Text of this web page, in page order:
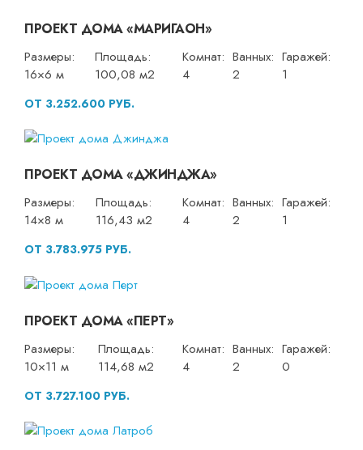
ПРОЕКТ ДОМА «МАРИГАОН»
Размеры:
16×6 м
Площадь:
100,08 м2
Комнат:
4
Ванных:
2
Гаражей:
1
ОТ 3.252.600 РУБ.
ПРОЕКТ ДОМА «ДЖИНДЖА»
Размеры:
14×8 м
Площадь:
116,43 м2
Комнат:
4
Ванных:
2
Гаражей:
1
ОТ 3.783.975 РУБ.
ПРОЕКТ ДОМА «ПЕРТ»
Размеры:
10×11 м
Площадь:
114,68 м2
Комнат:
4
Ванных:
2
Гаражей:
0
ОТ 3.727.100 РУБ.